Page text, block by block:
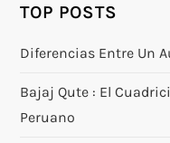
TOP POSTS
Diferencias Entre Un
Bajaj Qute : El
Peruano